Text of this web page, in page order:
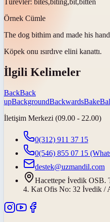
Örnek Cümle
The dog bithim and made his
Köpek onu ısırdıve elini kanattı.
İlgili Kelimeler
BackBack
upBackgroundBackwardsBake
İletişim Merkezi (09.00 - 22.00)
0(312) 911 37 15
0(546) 855 07 15
destek@uzmandil.com
Hacettepe İvedik OSB.
4. Kat Ofis No: 32 İvedik /